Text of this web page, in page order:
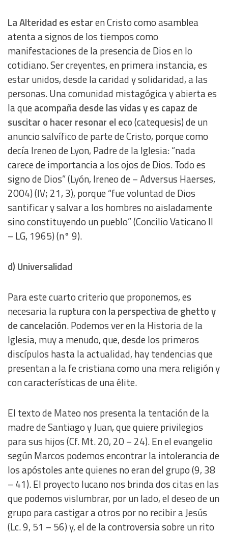
La Alteridad es estaren Cristo como asamblea
atenta a signos de los tiempos como
manifestaciones de la presencia de Dios en lo
cotidiano. Ser creyentes, en primera instancia, es
estar unidos, desde la caridad y solidaridad, a las
personas. Una comunidad mistagógica y abierta es
la queacompaña desde las vidas y es capaz de
suscitar o hacer resonar el eco(catequesis) de un
anuncio salvífico de parte de Cristo, porque como
decía Ireneo de Lyon, Padre de la Iglesia: “nada
carece de importancia a los ojos de Dios. Todo es
signo de Dios” (Lyón, Ireneo de – Adversus Haerses,
2004) (IV; 21, 3), porque “fue voluntad de Dios
santificar y salvar a los hombres no aisladamente
sino constituyendo un pueblo” (Concilio Vaticano II
– LG, 1965) (n° 9).
d) Universalidad
Para este cuarto criterio que proponemos, es
necesaria laruptura con la perspectiva de ghetto y
de cancelación. Podemos ver en la Historia de la
Iglesia, muy a menudo, que, desde los primeros
discípulos hasta la actualidad, hay tendencias que
presentan a la fe cristiana como una mera religión y
con características de una élite.
El texto de Mateo nos presenta la tentación de la
madre de Santiago y Juan, que quiere privilegios
para sus hijos (Cf. Mt. 20, 20 – 24). En el evangelio
según Marcos podemos encontrar la intolerancia de
los apóstoles ante quienes no eran del grupo (9, 38
– 41). El proyecto lucano nos brinda dos citas en las
que podemos vislumbrar, por un lado, el deseo de un
grupo para castigar a otros por no recibir a Jesús
(Lc. 9, 51 – 56) y, el de la controversia sobre un rito